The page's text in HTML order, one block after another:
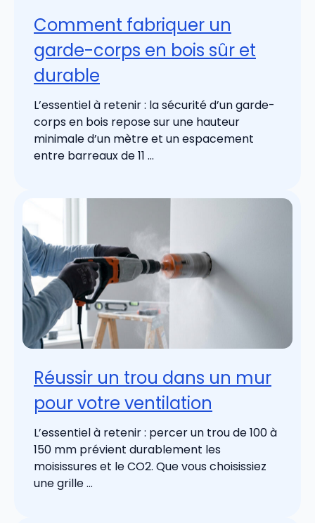
Comment fabriquer un
garde-corps en bois sûr et
durable
L’essentiel à retenir : la sécurité d’un garde-
corps en bois repose sur une hauteur
minimale d’un mètre et un espacement
entre barreaux de 11 ...
Réussir un trou dans un mur
pour votre ventilation
L’essentiel à retenir : percer un trou de 100 à
150 mm prévient durablement les
moisissures et le CO2. Que vous choisissiez
une grille ...